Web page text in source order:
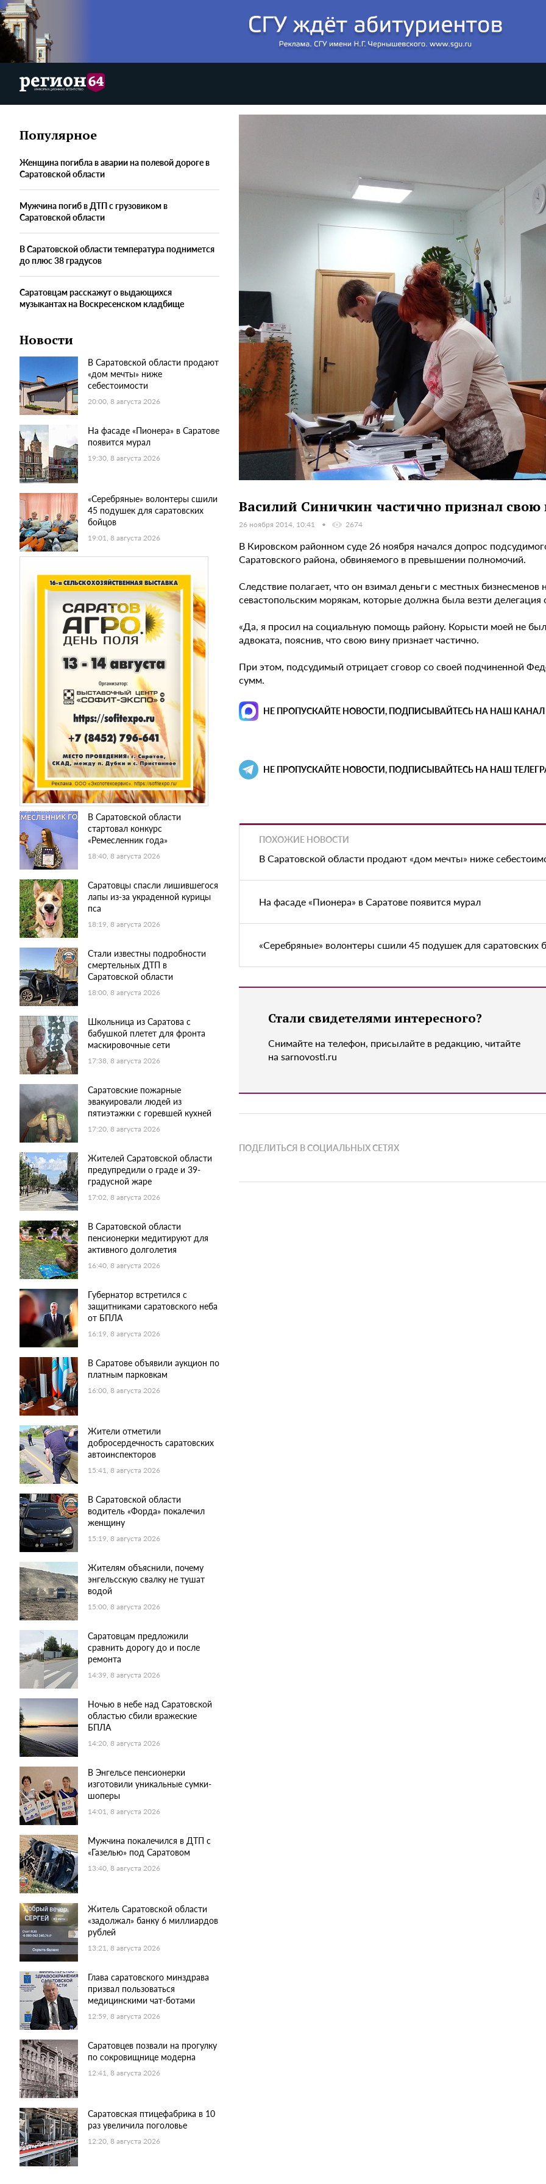
Популярное
Женщина погибла в аварии на полевой дороге в
Саратовской области
Мужчина погиб в ДТП с грузовиком в
Саратовской области
В Саратовской области температура поднимется
до плюс 38 градусов
Саратовцам расскажут о выдающихся
музыкантах на Воскресенском кладбище
Новости
В Саратовской области продают
«дом мечты» ниже
себестоимости
20:00, 8 августа 2026
На фасаде «Пионера» в Саратове
появится мурал
19:30, 8 августа 2026
«Серебряные» волонтеры сшили
45 подушек для саратовских
бойцов
19:01, 8 августа 2026
В Саратовской области
стартовал конкурс
«Ремесленник года»
18:40, 8 августа 2026
Саратовцы спасли лишившегося
лапы из-за украденной курицы
пса
18:19, 8 августа 2026
Стали известны подробности
смертельных ДТП в
Саратовской области
18:00, 8 августа 2026
Школьница из Саратова с
бабушкой плетет для фронта
маскировочные сети
17:38, 8 августа 2026
Саратовские пожарные
эвакуировали людей из
пятиэтажки с горевшей кухней
17:20, 8 августа 2026
Жителей Саратовской области
предупредили о граде и 39-
градусной жаре
17:02, 8 августа 2026
В Саратовской области
пенсионерки медитируют для
активного долголетия
16:40, 8 августа 2026
Губернатор встретился с
защитниками саратовского неба
от БПЛА
16:19, 8 августа 2026
В Саратове объявили аукцион по
платным парковкам
16:00, 8 августа 2026
Жители отметили
добросердечность саратовских
автоинспекторов
15:41, 8 августа 2026
В Саратовской области
водитель «Форда» покалечил
женщину
15:19, 8 августа 2026
Жителям объяснили, почему
энгельсскую свалку не тушат
водой
15:00, 8 августа 2026
Саратовцам предложили
сравнить дорогу до и после
ремонта
14:39, 8 августа 2026
Ночью в небе над Саратовской
областью сбили вражеские
БПЛА
14:20, 8 августа 2026
В Энгельсе пенсионерки
изготовили уникальные сумки-
шоперы
14:01, 8 августа 2026
Мужчина покалечился в ДТП с
«Газелью» под Саратовом
13:40, 8 августа 2026
Житель Саратовской области
«задолжал» банку 6 миллиардов
рублей
13:21, 8 августа 2026
Глава саратовского минздрава
призвал пользоваться
медицинскими чат-ботами
12:59, 8 августа 2026
Саратовцев позвали на прогулку
по сокровищнице модерна
12:41, 8 августа 2026
Саратовская птицефабрика в 10
раз увеличила поголовье
12:20, 8 августа 2026
Василий Синичкин частично признал свою
26 ноября 2014, 10:41 2674
В Кировском районном суде 26 ноября начался допрос
Саратовского района, обвиняемого в превышении полномочий.
Следствие полагает, что он взимал деньги с местных
севастопольским морякам, которые должна была везти
«Да, я просил на социальную помощь району. Корысти моей не
адвоката, пояснив, что свою вину признает частично.
При этом, подсудимый отрицает сговор со своей подчиненной
сумм.
НЕ ПРОПУСКАЙТЕ НОВОСТИ, ПОДПИСЫВАЙТЕСЬ НА НАШ КАНАЛ
НЕ ПРОПУСКАЙТЕ НОВОСТИ, ПОДПИСЫВАЙТЕСЬ НА НАШ
ПОХОЖИЕ НОВОСТИ
В Саратовской области продают «дом мечты» ниже
На фасаде «Пионера» в Саратове появится мурал
«Серебряные» волонтеры сшили 45 подушек для саратовских
Стали свидетелями интересного?
Снимайте на телефон, присылайте в редакцию, читайте
на sarnovosti.ru
ПОДЕЛИТЬСЯ В СОЦИАЛЬНЫХ СЕТЯХ